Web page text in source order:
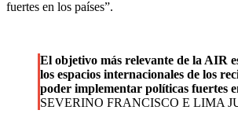
fuertes en los países”.
El objetivo más relevante de la AIR
los espacios internacionales de los
poder implementar políticas fuertes
SEVERINO FRANCISCO E LIMA